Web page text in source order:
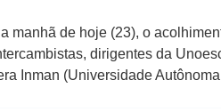
manhã de hoje (23), o
dirigentes da
Inman (Universidade